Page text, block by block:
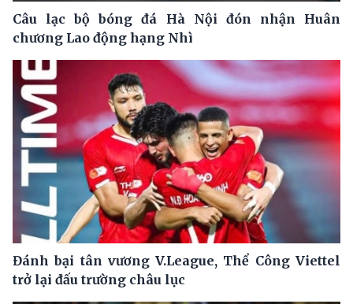
Câu lạc bộ bóng đá Hà Nội đón nhận Huân
chương Lao động hạng Nhì
Đánh bại tân vương V.League, Thể Công Viettel
trở lại đấu trường châu lục